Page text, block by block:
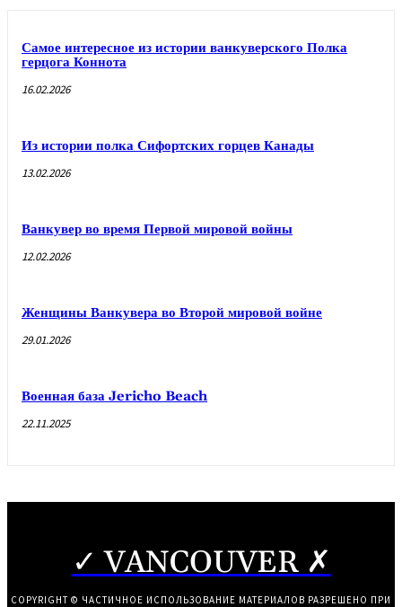
Самое интересное из истории ванкуверского Полка
герцога Коннота
16.02.2026
Из истории полка Сифортских горцев Канады
13.02.2026
Ванкувер во время Первой мировой войны
12.02.2026
Женщины Ванкувера во Второй мировой войне
29.01.2026
Военная база Jericho Beach
22.11.2025
✓ VANCOUVER ✗
COPYRIGHT © ЧАСТИЧНОЕ ИСПОЛЬЗОВАНИЕ МАТЕРИАЛОВ РАЗРЕШЕНО ПРИ